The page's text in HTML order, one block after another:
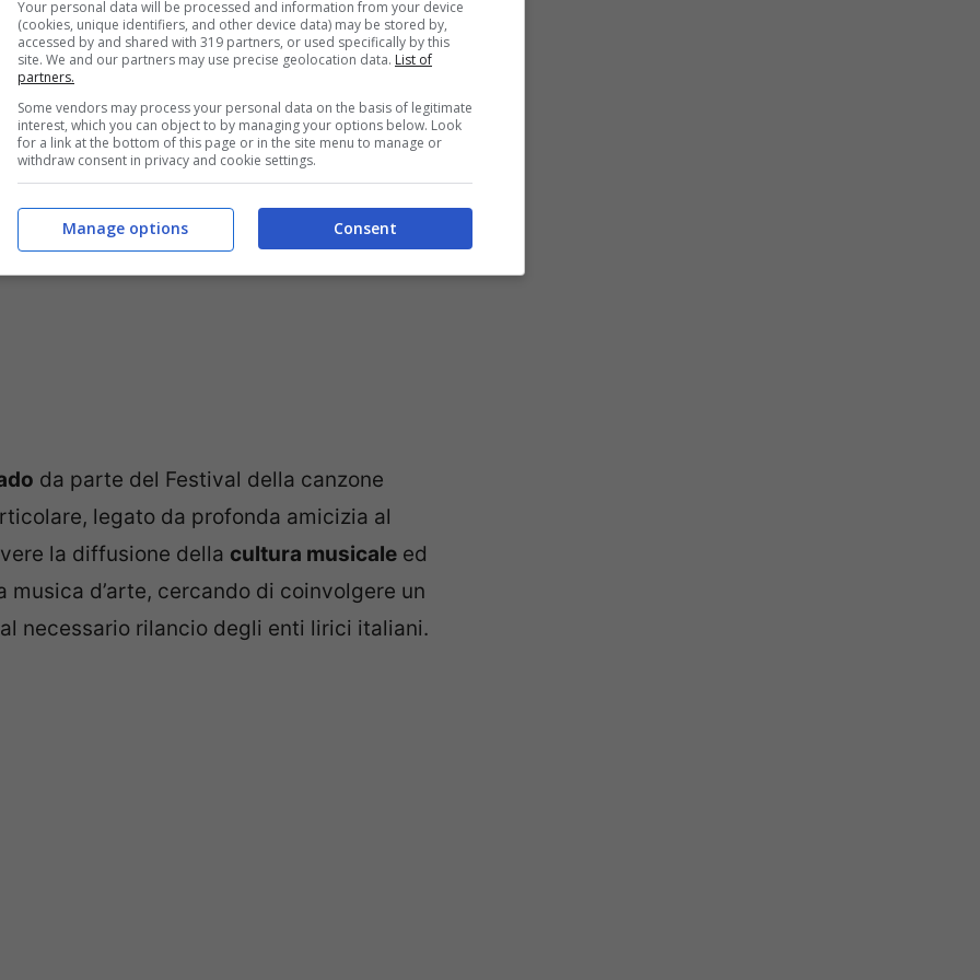
l’omaggio al grande Direttore
legame che lo legava alla cultura
negli anni da un lungo e fruttuoso
da parte del Festival della canzone
legato da profonda amicizia al
la diffusione della cultura musicale ed
musica d’arte, cercando di coinvolgere un
necessario rilancio degli enti lirici italiani.
Your personal data will be processed and information from your device
(cookies, unique identifiers, and other device data) may be stored by,
accessed by and shared with 319 partners, or used specifically by this
site. We and our partners may use precise geolocation data. List of
partners.
Some vendors may process your personal data on the basis of legitimate
interest, which you can object to by managing your options below. Look
for a link at the bottom of this page or in the site menu to manage or
withdraw consent in privacy and cookie settings.
Consent
Manage options